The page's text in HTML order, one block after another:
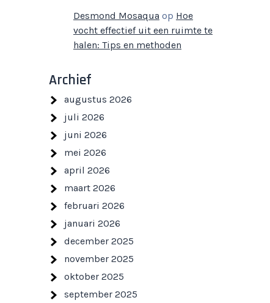
Desmond Mosaqua op Hoe
vocht effectief uit een ruimte te
halen: Tips en methoden
Archief
augustus 2026
juli 2026
juni 2026
mei 2026
april 2026
maart 2026
februari 2026
januari 2026
december 2025
november 2025
oktober 2025
september 2025